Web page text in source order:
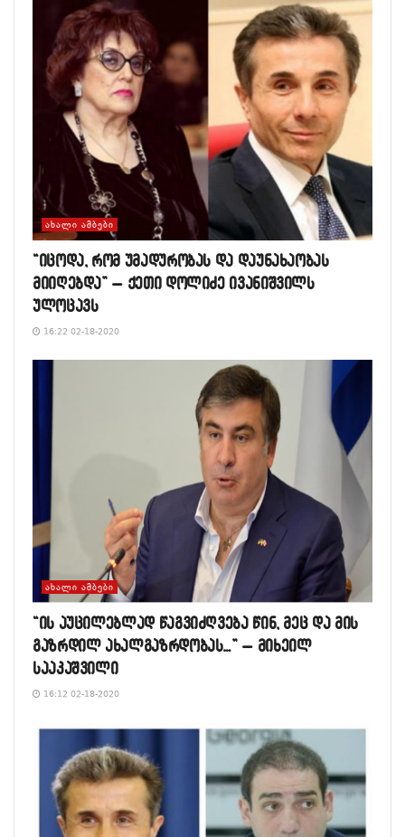
ᲐᲮᲐᲚᲘ ᲐᲛᲑᲔᲑᲘ
“იცოდა, რომ უმადურობას და დაუნახაობას
მიიღებდა” – ქეთი დოლიძე ივანიშვილს
ულოცავს
16:22 02-18-2020
ᲐᲮᲐᲚᲘ ᲐᲛᲑᲔᲑᲘ
“ის აუცილებლად წაგვიძღვება წინ, მეც და მის
გაზრდილ ახალგაზრდობას…” – მიხეილ
სააკაშვილი
16:12 02-18-2020